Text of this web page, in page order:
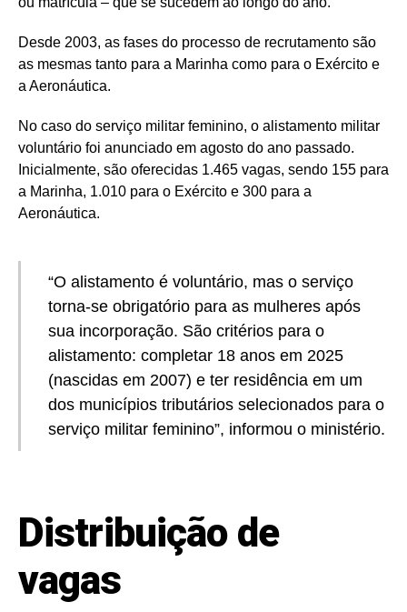
Desde 2003, as fases do processo de recrutamento são
as mesmas tanto para a Marinha como para o Exército e
a Aeronáutica.
No caso do serviço militar feminino, o alistamento militar
voluntário foi anunciado em agosto do ano passado.
Inicialmente, são oferecidas 1.465 vagas, sendo 155 para
a Marinha, 1.010 para o Exército e 300 para a
Aeronáutica.
“O alistamento é voluntário, mas o serviço
torna-se obrigatório para as mulheres após
sua incorporação. São critérios para o
alistamento: completar 18 anos em 2025
(nascidas em 2007) e ter residência em um
dos municípios tributários selecionados para o
serviço militar feminino”, informou o ministério.
Distribuição de
vagas